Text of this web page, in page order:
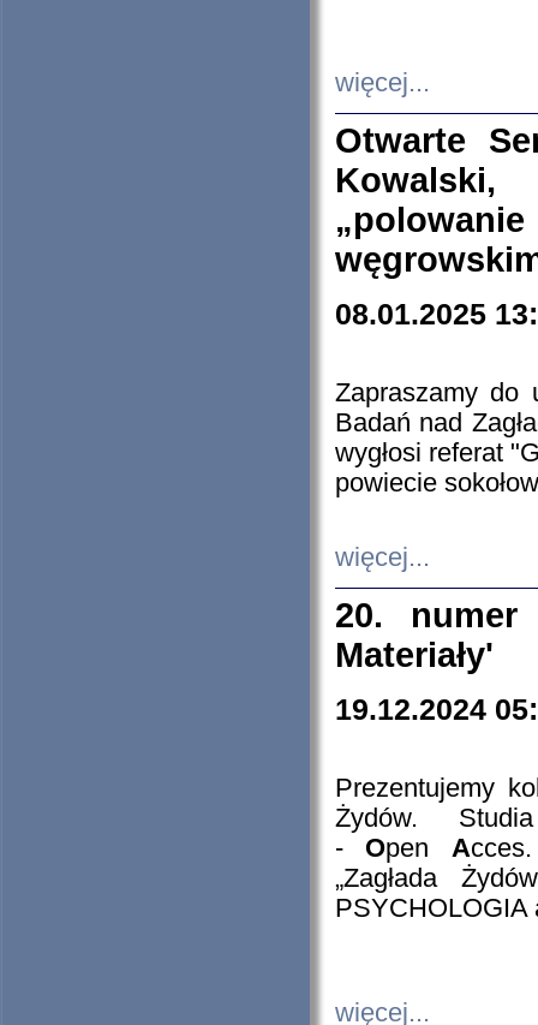
więcej...
Otwarte
08.01.2025
Zapraszamy do
Badań nad
wygłosi referat
powiecie
więcej...
20. numer
Materiały'
19.12.2024
Prezentujemy
Żydów.
- Open A
„Zagłada
PSYCHOLOGIA
więcej...